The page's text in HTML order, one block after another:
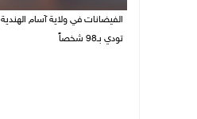
الفيضانات في ولاية آسام الهندية
تودي بـ98 شخصاً